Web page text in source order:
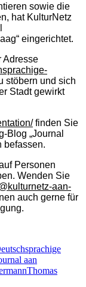
sowie die
hat KulturNetz
eingerichtet.
Adresse
stöbern und sich
Stadt gewirkt
finden Sie
Blog „Journal
befassen.
Personen
Wenden Sie
aan-
auch gerne für
aan
Thomas